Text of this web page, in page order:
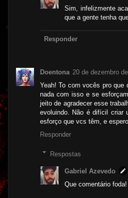
Sim, infelizmente
que a gente tenha
Responder
Doentona 20 de dezembro
Yeah! To com vocês pro que
nada com isso e se
jeito de agradecer esse
evoluindo. Não é difícil criar
esforço que vcs têm, e
Responder
Respostas
Gabriel Azevedo
Que comentário